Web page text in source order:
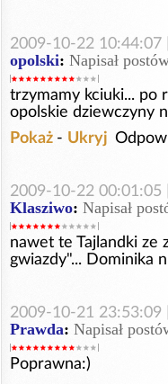
2009-10-22 10:44:07
opolski: Napisał
trzymamy kciuki... po
opolskie dziewczyny
Pokaż - Ukryj
2009-10-22 00:01:05
Klasziwo: Napisał
nawet te Tajlandki ze
gwiazdy"... Dominika
2009-10-21 23:53:09
Prawda: Napisał
Poprawna:)